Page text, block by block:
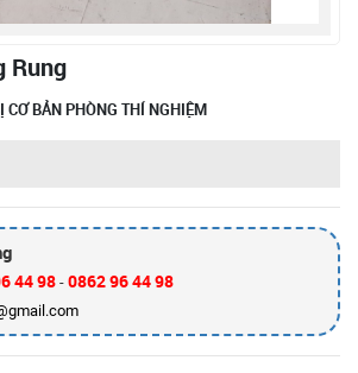
Rung
CƠ BẢN PHÒNG THÍ NGHIỆM
44 98 - 0862 96 44 98